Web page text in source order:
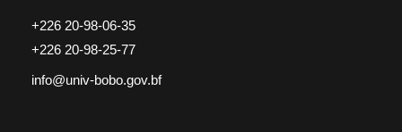
+226 20-98-06-35
+226 20-98-25-77
info@univ-bobo.gov.bf